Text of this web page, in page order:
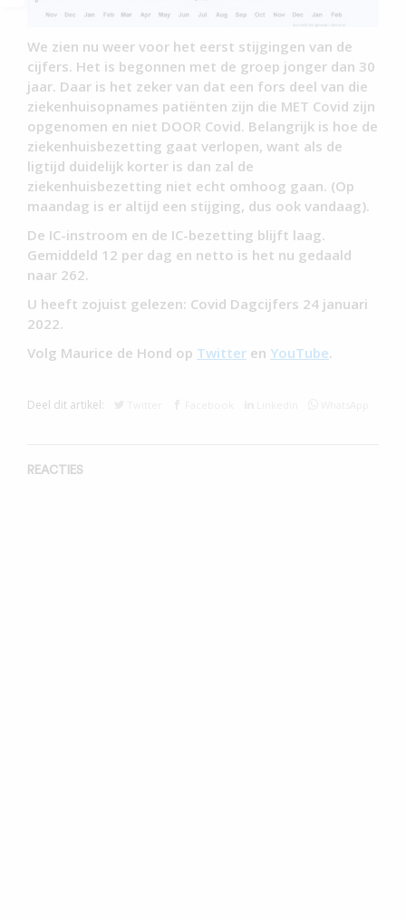
We zien nu weer voor het eerst stijgingen van de
cijfers. Het is begonnen met de groep jonger dan 30
jaar. Daar is het zeker van dat een fors deel van die
ziekenhuisopnames patiënten zijn die MET Covid zijn
opgenomen en niet DOOR Covid. Belangrijk is hoe de
ziekenhuisbezetting gaat verlopen, want als de
ligtijd duidelijk korter is dan zal de
ziekenhuisbezetting niet echt omhoog gaan. (Op
maandag is er altijd een stijging, dus ook vandaag).
De IC-instroom en de IC-bezetting blijft laag.
Gemiddeld 12 per dag en netto is het nu gedaald
naar 262.
U heeft zojuist gelezen: Covid Dagcijfers 24 januari
2022.
Volg Maurice de Hond op Twitter en YouTube.
Deel dit artikel:
REACTIES